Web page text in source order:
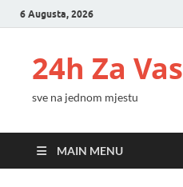
6 Augusta, 2026
24h Za Vas
sve na jednom mjestu
MAIN MENU